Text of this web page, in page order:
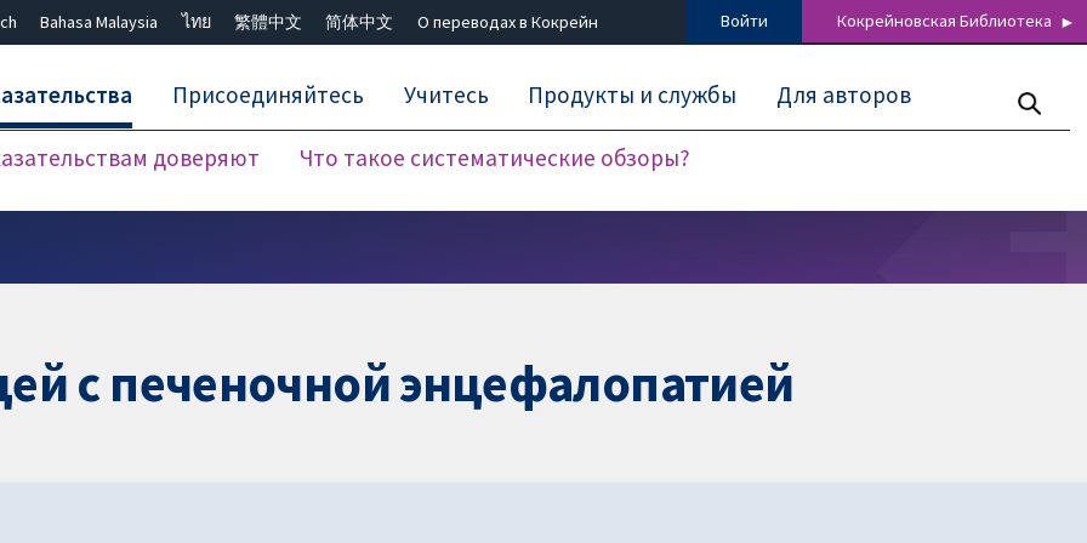
Bahasa Malaysia ไทย 繁體中文 简体中文 О переводах в Кокрейн Войти Кокрейновская Библиотека
доверяют Что такое систематические обзоры?
Присоединяйтесь Учитесь Продукты и службы Для авторов
с печеночной энцефалопатией